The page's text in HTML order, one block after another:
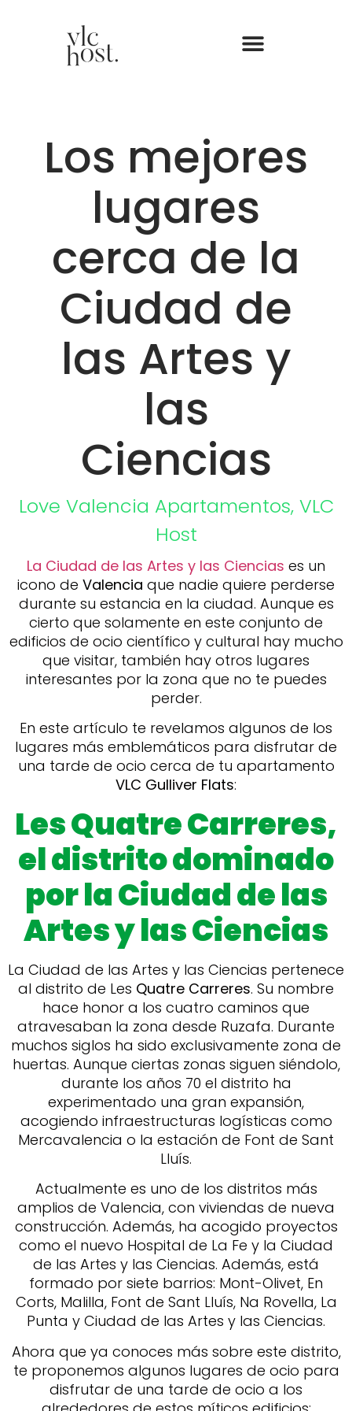
Los mejores
lugares
cerca de la
Ciudad de
las Artes y
las
Ciencias
Love Valencia Apartamentos, VLC
Host
La Ciudad de las Artes y las Ciencias es un
icono de Valencia que nadie quiere perderse
durante su estancia en la ciudad. Aunque es
cierto que solamente en este conjunto de
edificios de ocio científico y cultural hay mucho
que visitar, también hay otros lugares
interesantes por la zona que no te puedes
perder.
En este artículo te revelamos algunos de los
lugares más emblemáticos para disfrutar de
una tarde de ocio cerca de tu apartamento
VLC Gulliver Flats:
Les Quatre Carreres,
el distrito dominado
por la Ciudad de las
Artes y las Ciencias
La Ciudad de las Artes y las Ciencias pertenece
al distrito de Les Quatre Carreres. Su nombre
hace honor a los cuatro caminos que
atravesaban la zona desde Ruzafa. Durante
muchos siglos ha sido exclusivamente zona de
huertas. Aunque ciertas zonas siguen siéndolo,
durante los años 70 el distrito ha
experimentado una gran expansión,
acogiendo infraestructuras logísticas como
Mercavalencia o la estación de Font de Sant
Lluís.
Actualmente es uno de los distritos más
amplios de Valencia, con viviendas de nueva
construcción. Además, ha acogido proyectos
como el nuevo Hospital de La Fe y la Ciudad
de las Artes y las Ciencias. Además, está
formado por siete barrios: Mont-Olivet, En
Corts, Malilla, Font de Sant Lluís, Na Rovella, La
Punta y Ciudad de las Artes y las Ciencias.
Ahora que ya conoces más sobre este distrito,
te proponemos algunos lugares de ocio para
disfrutar de una tarde de ocio a los